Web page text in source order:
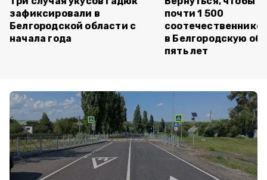
зафиксировали в
Белгородской области с
начала года
почти 1 500
в Белгородскую
пять лет